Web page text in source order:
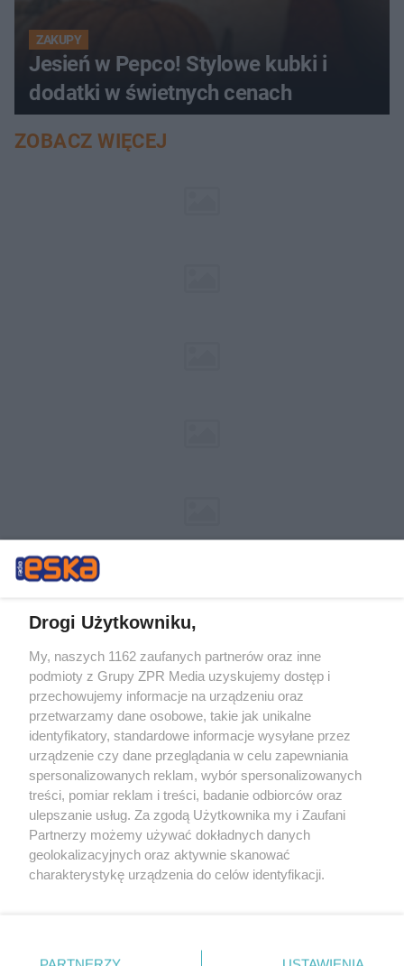
ZAKUPY
Jesień w Pepco! Stylowe kubki i
dodatki w świetnych cenach
ZOBACZ WIĘCEJ
Żaden utwór zamieszczony w serwisie nie może być powielany i
rozpowszechniany lub dalej rozpowszechniany w jakikolwiek sposób (w
tym także elektroniczny lub mechaniczny) na jakimkolwiek polu
eksploatacji w jakiejkolwiek formie, włącznie z umieszczaniem w
Internecie bez pisemnej zgody właściciela praw. Jakiekolwiek użycie lub
wykorzystanie utworów w całości lub w części z naruszeniem prawa,
tzn. bez właściwej zgody, jest zabronione pod groźbą kary i może być
ścigane prawnie.
Drogi Użytkowniku,
My, naszych 1162 zaufanych partnerów oraz inne
podmioty z Grupy ZPR Media uzyskujemy dostęp i
przechowujemy informacje na urządzeniu oraz
przetwarzamy dane osobowe, takie jak unikalne
identyfikatory, standardowe informacje wysyłane przez
urządzenie czy dane przeglądania w celu zapewniania
spersonalizowanych reklam, wybór spersonalizowanych
treści, pomiar reklam i treści, badanie odbiorców oraz
ulepszanie usług. Za zgodą Użytkownika my i Zaufani
Partnerzy możemy używać dokładnych danych
geolokalizacyjnych oraz aktywnie skanować
charakterystykę urządzenia do celów identyfikacji.
zmienić/wycofać klikając przycisk ustawień prywatności